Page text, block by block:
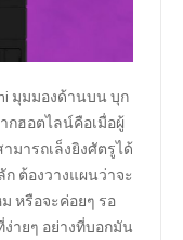
มุมมองด้านบน บุก
กฮอตไลน์คือเมื่อผู้
มารถเล็งยิงศัตรูได้
ต้องวางแผนว่าจะ
หรือจะค่อยๆ รอ
ายๆ อย่างที่บอกมัน